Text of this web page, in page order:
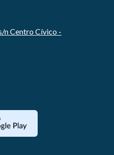
n Centro Cívico -